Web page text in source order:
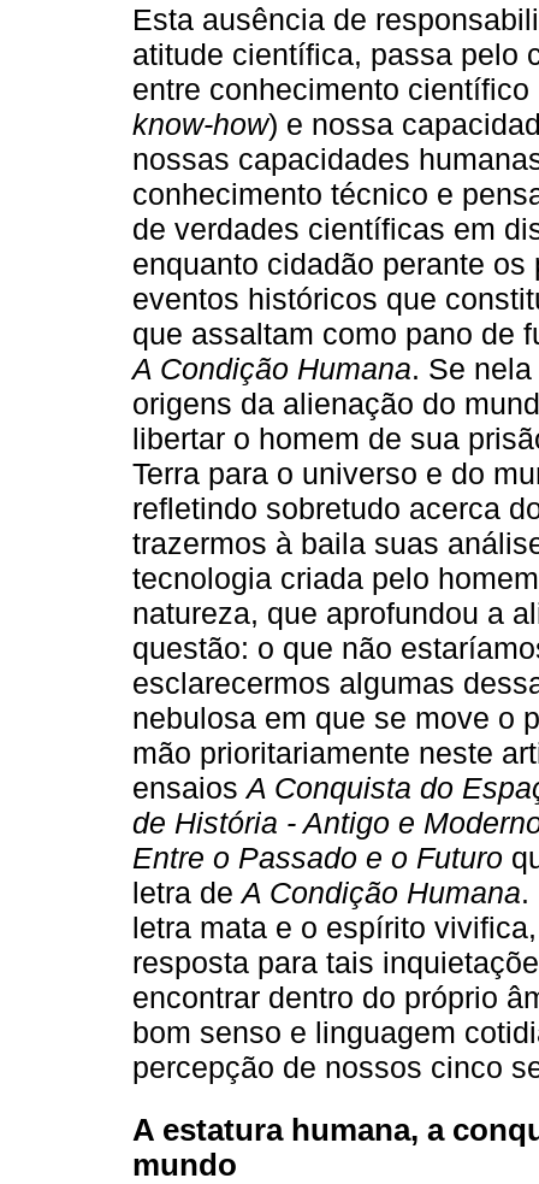
Esta ausência de
atitude científica, passa pelo
entre conhecimento
know-how) e nossa
nossas capacidades
conhecimento técnico e
de verdades científicas em
enquanto cidadão perante
eventos históricos que
que assaltam como pano de
A Condição Humana. Se
origens da alienação do
libertar o homem de sua
Terra para o universo e do
refletindo sobretudo acerca
trazermos à baila suas
tecnologia criada pelo
natureza, que aprofundou a
questão: o que não
esclarecermos algumas
nebulosa em que se move o
mão prioritariamente neste
ensaiosA Conquista do
de História - Antigo e
Entre o Passado e o Futuro
letra deA Condição Humana.
letra mata e o espírito
resposta para tais
encontrar dentro do próprio
bom senso e linguagem
percepção de nossos cinco
A estatura humana, a
mundo